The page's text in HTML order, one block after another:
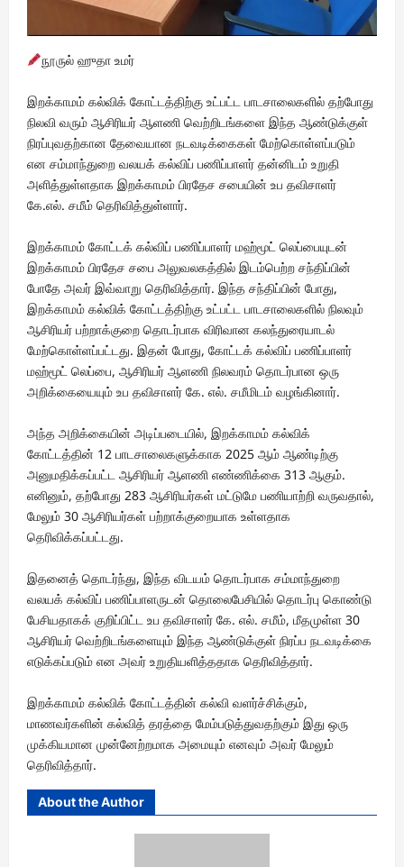
நூருல் ஹுதா உமர்
இறக்காமம் கல்விக் கோட்டத்திற்கு உட்பட்ட பாடசாலைகளில் தற்போது
நிலவி வரும் ஆசிரியர் ஆளணி வெற்றிடங்களை இந்த ஆண்டுக்குள்
நிரப்புவதற்கான தேவையான நடவடிக்கைகள் மேற்கொள்ளப்படும்
என சம்மாந்துறை வலயக் கல்விப் பணிப்பாளர் தன்னிடம் உறுதி
அளித்துள்ளதாக இறக்காமம் பிரதேச சபையின் உப தவிசாளர்
கே.எல். சமீம் தெரிவித்துள்ளார்.
இறக்காமம் கோட்டக் கல்விப் பணிப்பாளர் மஹ்மூட் லெப்பையுடன்
இறக்காமம் பிரதேச சபை அலுவலகத்தில் இடம்பெற்ற சந்திப்பின்
போதே அவர் இவ்வாறு தெரிவித்தார். இந்த சந்திப்பின் போது,
இறக்காமம் கல்விக் கோட்டத்திற்கு உட்பட்ட பாடசாலைகளில் நிலவும்
ஆசிரியர் பற்றாக்குறை தொடர்பாக விரிவான கலந்துரையாடல்
மேற்கொள்ளப்பட்டது. இதன் போது, கோட்டக் கல்விப் பணிப்பாளர்
மஹ்மூட் லெப்பை, ஆசிரியர் ஆளணி நிலவரம் தொடர்பான ஒரு
அறிக்கையையும் உப தவிசாளர் கே. எல். சமீமிடம் வழங்கினார்.
அந்த அறிக்கையின் அடிப்படையில், இறக்காமம் கல்விக்
கோட்டத்தின் 12 பாடசாலைகளுக்காக 2025 ஆம் ஆண்டிற்கு
அனுமதிக்கப்பட்ட ஆசிரியர் ஆளணி எண்ணிக்கை 313 ஆகும்.
எனினும், தற்போது 283 ஆசிரியர்கள் மட்டுமே பணியாற்றி வருவதால்,
மேலும் 30 ஆசிரியர்கள் பற்றாக்குறையாக உள்ளதாக
தெரிவிக்கப்பட்டது.
இதனைத் தொடர்ந்து, இந்த விடயம் தொடர்பாக சம்மாந்துறை
வலயக் கல்விப் பணிப்பாளருடன் தொலைபேசியில் தொடர்பு கொண்டு
பேசியதாகக் குறிப்பிட்ட உப தவிசாளர் கே. எல். சமீம், மீதமுள்ள 30
ஆசிரியர் வெற்றிடங்களையும் இந்த ஆண்டுக்குள் நிரப்ப நடவடிக்கை
எடுக்கப்படும் என அவர் உறுதியளித்ததாக தெரிவித்தார்.
இறக்காமம் கல்விக் கோட்டத்தின் கல்வி வளர்ச்சிக்கும்,
மாணவர்களின் கல்வித் தரத்தை மேம்படுத்துவதற்கும் இது ஒரு
முக்கியமான முன்னேற்றமாக அமையும் எனவும் அவர் மேலும்
தெரிவித்தார்.
About the Author